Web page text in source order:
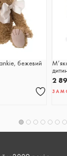
бежевий
2